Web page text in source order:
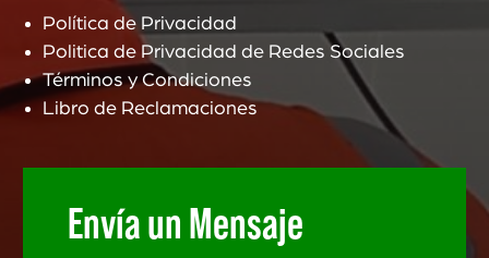
Política de Privacidad
Politica de Privacidad de Redes Sociales
Términos y Condiciones
Libro de Reclamaciones
Envía un Mensaje